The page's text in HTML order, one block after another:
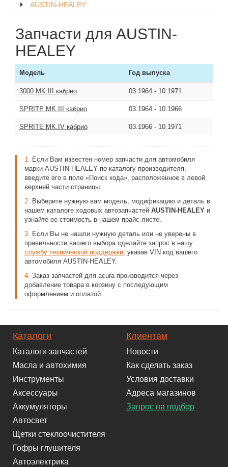
AUSTIN-HEALEY
Запчасти для AUSTIN-
HEALEY
Модель Год выпуска
3000 MK.III кабрио 03.1964 - 10.1971
SPRITE MK.III кабрио 03.1964 - 10.1966
SPRITE MK.IV кабрио 03.1966 - 10.1971
1. Если Вам известен номер запчасти для автомобиля
марки AUSTIN-HEALEY по каталогу производителя,
введите его в поле «Поиск кода», расположенное в левой
верхней части страницы.
2. Выберите нужную вам модель, модификацию и деталь в
нашем каталоге ходовых автозапчастей AUSTIN-HEALEY и
узнайте ее стоимость в нашем прайс-листе.
3. Если Вы не нашли нужную деталь или не уверены в
правильности вашего выбора сделайте запрос в нашу
службу технической поддержки, указав VIN код вашего
автомобиля AUSTIN-HEALEY.
4. Заказ запчастей для acura производится через
добавление товара в корзину с последующим
оформлением и оплатой.
Каталоги
Каталоги запчастей
Масла и автохимия
Инструменты
Аксессуары
Аккумуляторы
Автосвет
Щетки стеклоочистителя
Гофры глушителя
Автоэлектрика
Клиентам
Новости
Как сделать заказ
Условия доставки
Адреса магазинов
Запрос на подбор